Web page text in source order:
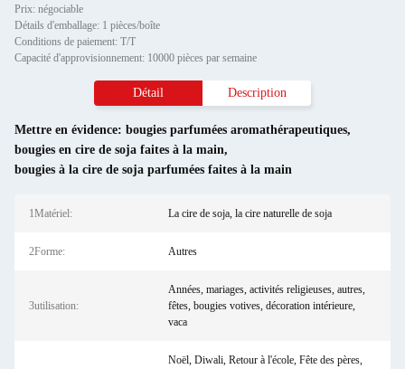
Prix: négociable
Détails d'emballage: 1 pièces/boîte
Conditions de paiement: T/T
Capacité d'approvisionnement: 10000 pièces par semaine
Détail Description
Mettre en évidence: bougies parfumées aromathérapeutiques,
bougies en cire de soja faites à la main,
bougies à la cire de soja parfumées faites à la main
1Matériel: La cire de soja, la cire naturelle de soja
2Forme: Autres
3utilisation:
Années, mariages, activités religieuses, autres,
fêtes, bougies votives, décoration intérieure,
vaca
Noël, Diwali, Retour à l'école, Fête des pères,